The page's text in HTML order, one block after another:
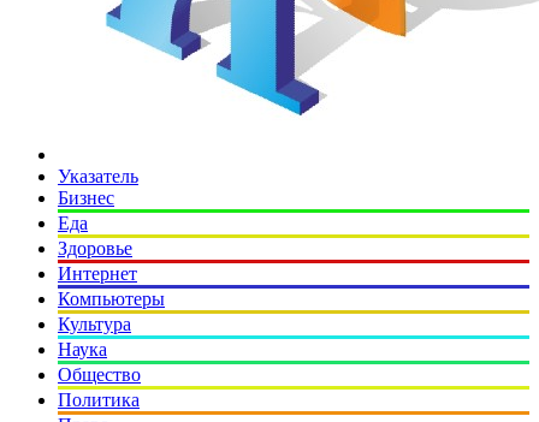
Указатель
Бизнес
Еда
Здоровье
Интернет
Компьютеры
Культура
Наука
Общество
Политика